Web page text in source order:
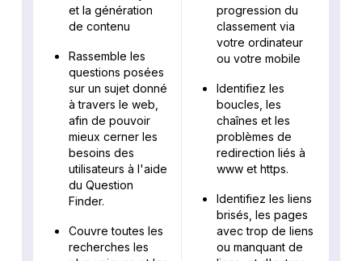
et la génération
de contenu
Rassemble les
questions posées
sur un sujet donné
à travers le web,
afin de pouvoir
mieux cerner les
besoins des
utilisateurs à l'aide
du Question
Finder.
Couvre toutes les
recherches les
progression du
classement via
votre ordinateur
ou votre mobile
Identifiez les
boucles, les
chaînes et les
problèmes de
redirection liés à
www et https.
Identifiez les liens
brisés, les pages
avec trop de liens
ou manquant de